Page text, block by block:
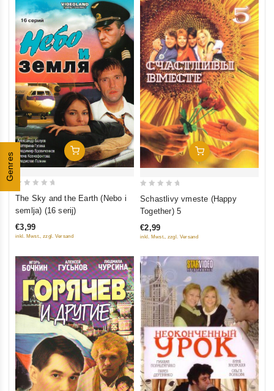
Genres
In Den Warenkorb
0
5
The Sky and the Earth (Nebo i
semlja) (16 serij)
€3,99
inkl. Mwst., zzgl. Versand
In Den Warenkorb
5
Schastlivy vmeste (Happy
Together) 5
€2,99
inkl. Mwst., zzgl. Versand